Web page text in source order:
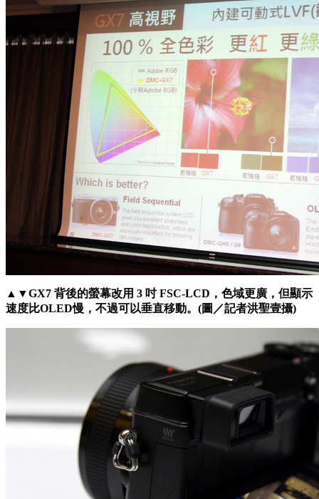
▲▼GX7 背後的螢幕改用 3 吋 FSC-LCD，色域更廣，但顯示
速度比OLED慢，不過可以垂直移動。(圖／記者洪聖壹攝)